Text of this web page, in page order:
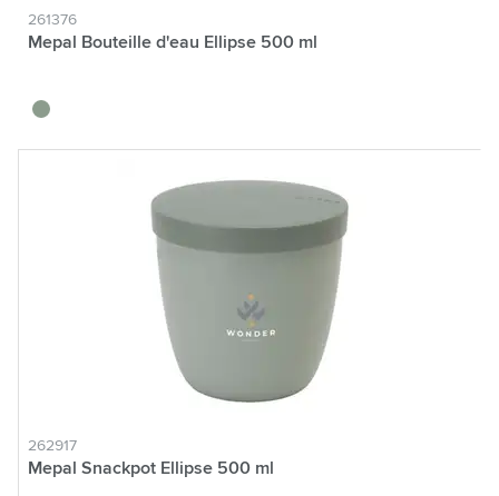
261376
Mepal Bouteille d'eau Ellipse 500 ml
vert tilleul
262917
Mepal Snackpot Ellipse 500 ml